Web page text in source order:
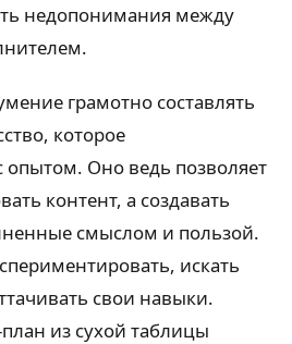
недопонимания между
грамотно составлять
которое
опытом. Оно ведь позволяет
контент, а создавать
смыслом и пользой.
искать
свои навыки.
из сухой таблицы